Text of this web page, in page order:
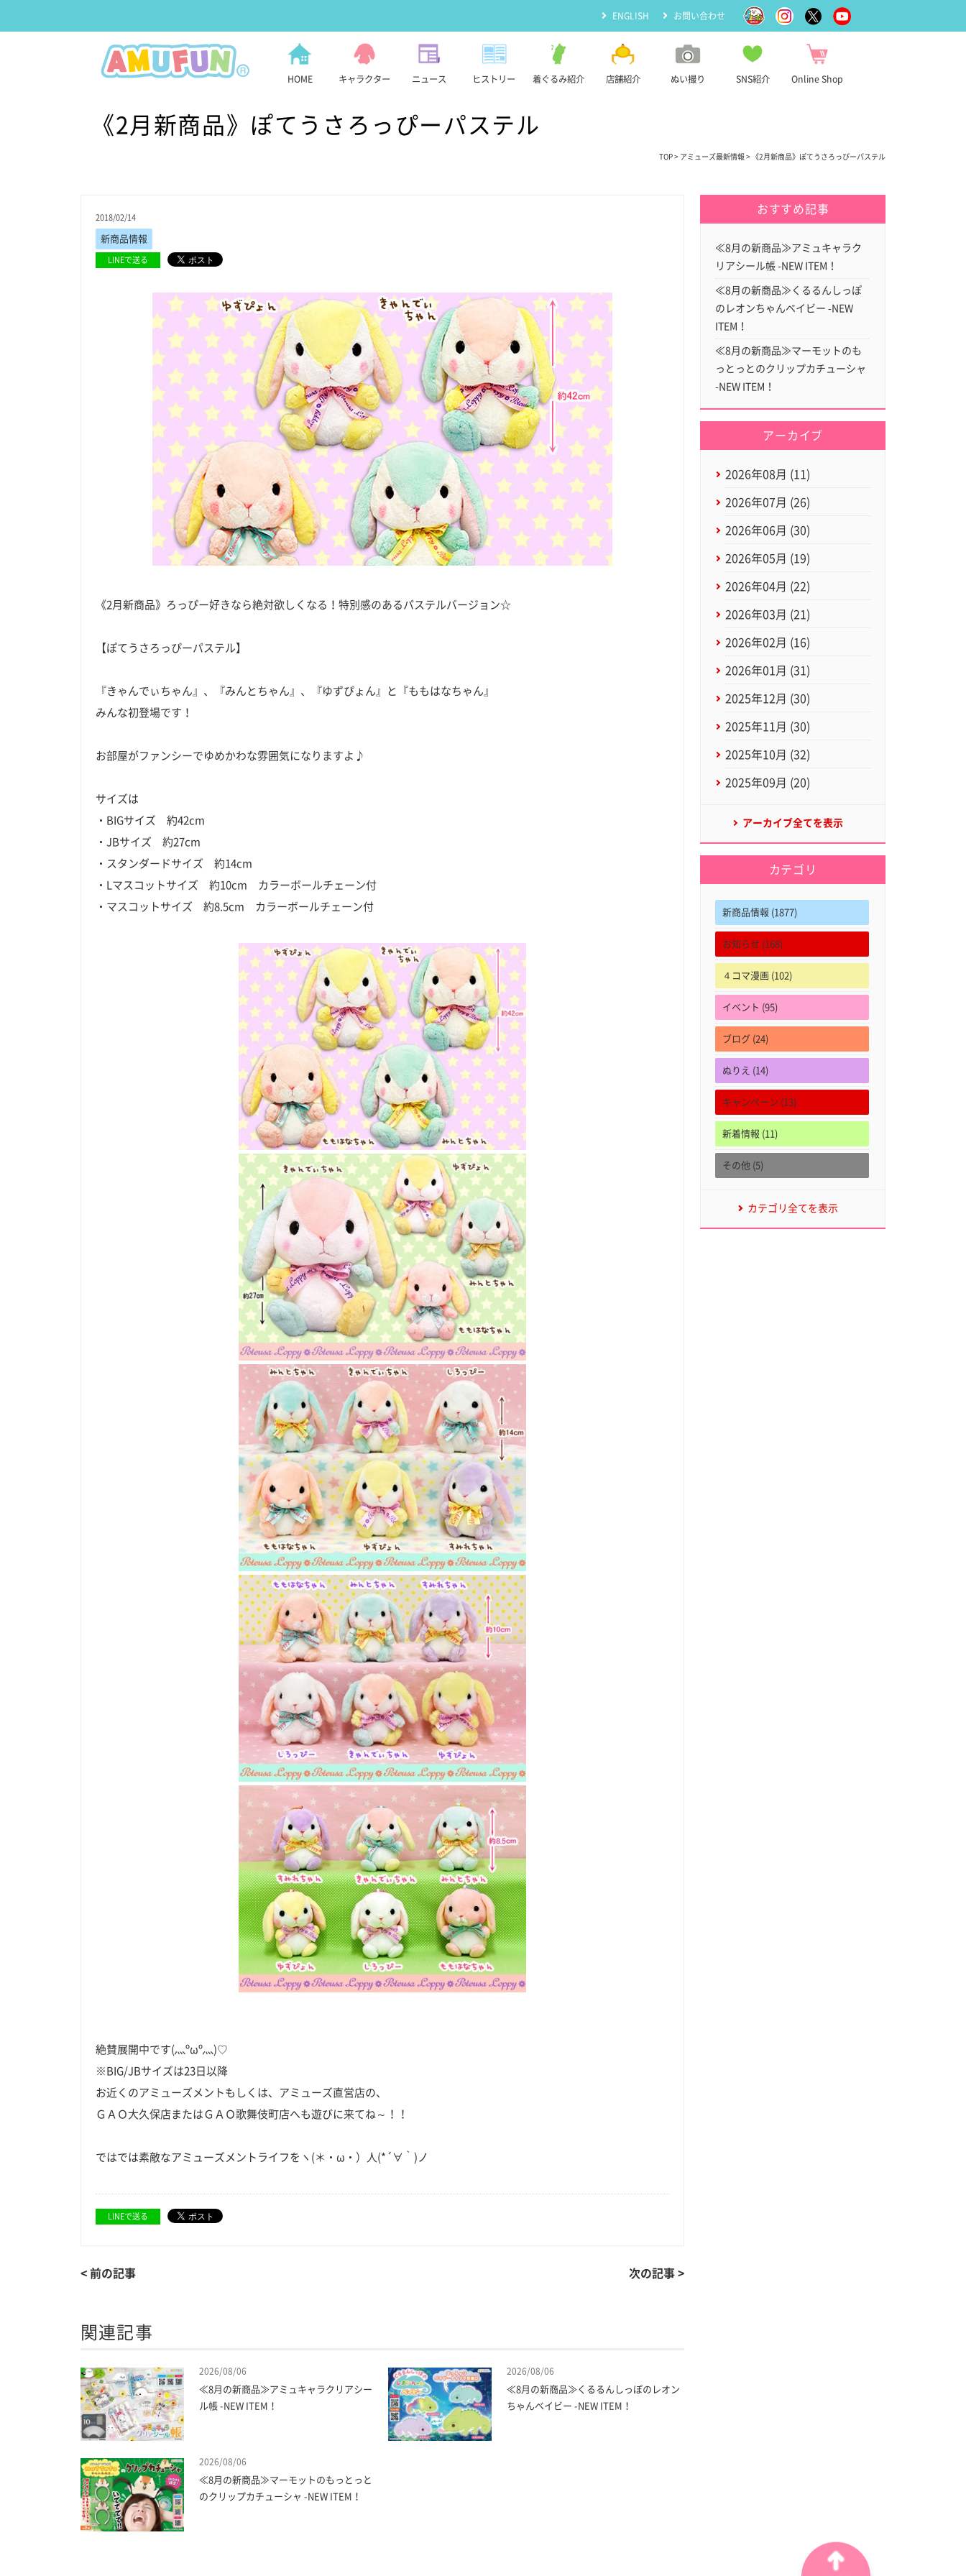
ENGLISH お問い合わせ
HOME キャラクター ニュース ヒストリー 着ぐるみ紹介 店舗紹介 ぬい撮り SNS紹介 Online Shop
《2月新商品》ぽてうさろっぴーパステル
TOP > アミューズ最新情報 > 《2月新商品》ぽてうさろっぴーパステル
2018/02/14
新商品情報
LINEで送る
《2月新商品》ろっぴー好きなら絶対欲しくなる！特別感のあるパステルバージョン☆
【ぽてうさろっぴーパステル】
『きゃんでぃちゃん』、『みんとちゃん』、『ゆずぴょん』と『ももはなちゃん』
みんな初登場です！
お部屋がファンシーでゆめかわな雰囲気になりますよ♪
サイズは
・BIGサイズ 約42cm
・JBサイズ 約27cm
・スタンダードサイズ 約14cm
・Lマスコットサイズ 約10cm カラーボールチェーン付
・マスコットサイズ 約8.5cm カラーボールチェーン付
絶賛展開中です(灬ºωº灬)♡
※BIG/JBサイズは23日以降
お近くのアミューズメントもしくは、アミューズ直営店の、
ＧＡＯ大久保店またはＧＡＯ歌舞伎町店へも遊びに来てね～！！
ではでは素敵なアミューズメントライフをヽ(＊・ω・）人(*´∀｀)ノ
LINEで送る
< 前の記事 次の記事 >
関連記事
2026/08/06
≪8月の新商品≫アミュキャラクリアシー
ル帳 -NEW ITEM！
2026/08/06
≪8月の新商品≫くるるんしっぽのレオン
ちゃんベイビー -NEW ITEM！
2026/08/06
≪8月の新商品≫マーモットのもっとっと
のクリップカチューシャ -NEW ITEM！
おすすめ記事
≪8月の新商品≫アミュキャラク
リアシール帳 -NEW ITEM！
≪8月の新商品≫くるるんしっぽ
のレオンちゃんベイビー -NEW
ITEM！
≪8月の新商品≫マーモットのも
っとっとのクリップカチューシャ
-NEW ITEM！
アーカイブ
2026年08月 (11)
2026年07月 (26)
2026年06月 (30)
2026年05月 (19)
2026年04月 (22)
2026年03月 (21)
2026年02月 (16)
2026年01月 (31)
2025年12月 (30)
2025年11月 (30)
2025年10月 (32)
2025年09月 (20)
アーカイブ全てを表示
カテゴリ
新商品情報 (1877)
お知らせ (168)
４コマ漫画 (102)
イベント (95)
ブログ (24)
ぬりえ (14)
キャンペーン (13)
新着情報 (11)
その他 (5)
カテゴリ全てを表示